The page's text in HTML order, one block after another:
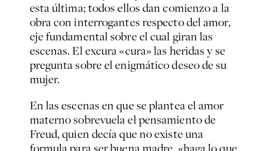
esta última; todos ellos dan comienzo a la
obra con interrogantes respecto del amor,
eje fundamental sobre el cual giran las
escenas. El excura «cura» las heridas y se
pregunta sobre el enigmático deseo de su
mujer.
En las escenas en que se plantea el amor
materno sobrevuela el pensamiento de
Freud, quien decía que no existe una